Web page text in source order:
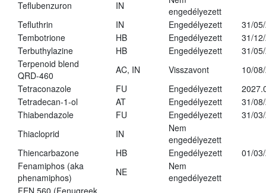
Teflubenzuron
IN
engedélyezett
Tefluthrin
IN Engedélyezett
31/
Tembotrione
HB Engedélyezett
31/
Terbuthylazine
HB Engedélyezett
31/
Terpenoid blend
QRD-460
AC, IN Visszavont
10/
Tetraconazole
FU Engedélyezett
Tetradecan-1-ol
AT Engedélyezett
31/
Thiabendazole
FU Engedélyezett
31/
Thiacloprid
IN
Nem
engedélyezett
Thiencarbazone
HB Engedélyezett
01/
Fenamiphos (aka
phenamiphos)
NE
Nem
engedélyezett